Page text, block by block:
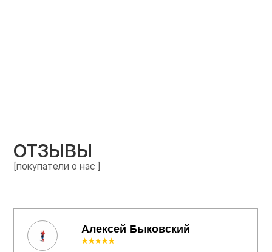
ОТЗЫВЫ
[покупатели о нас ]
Алексей Быковский
★★★★★